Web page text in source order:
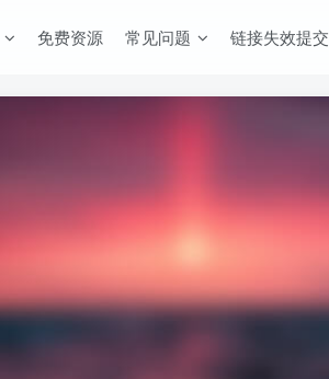
免费资源 常见问题 链接失效提交